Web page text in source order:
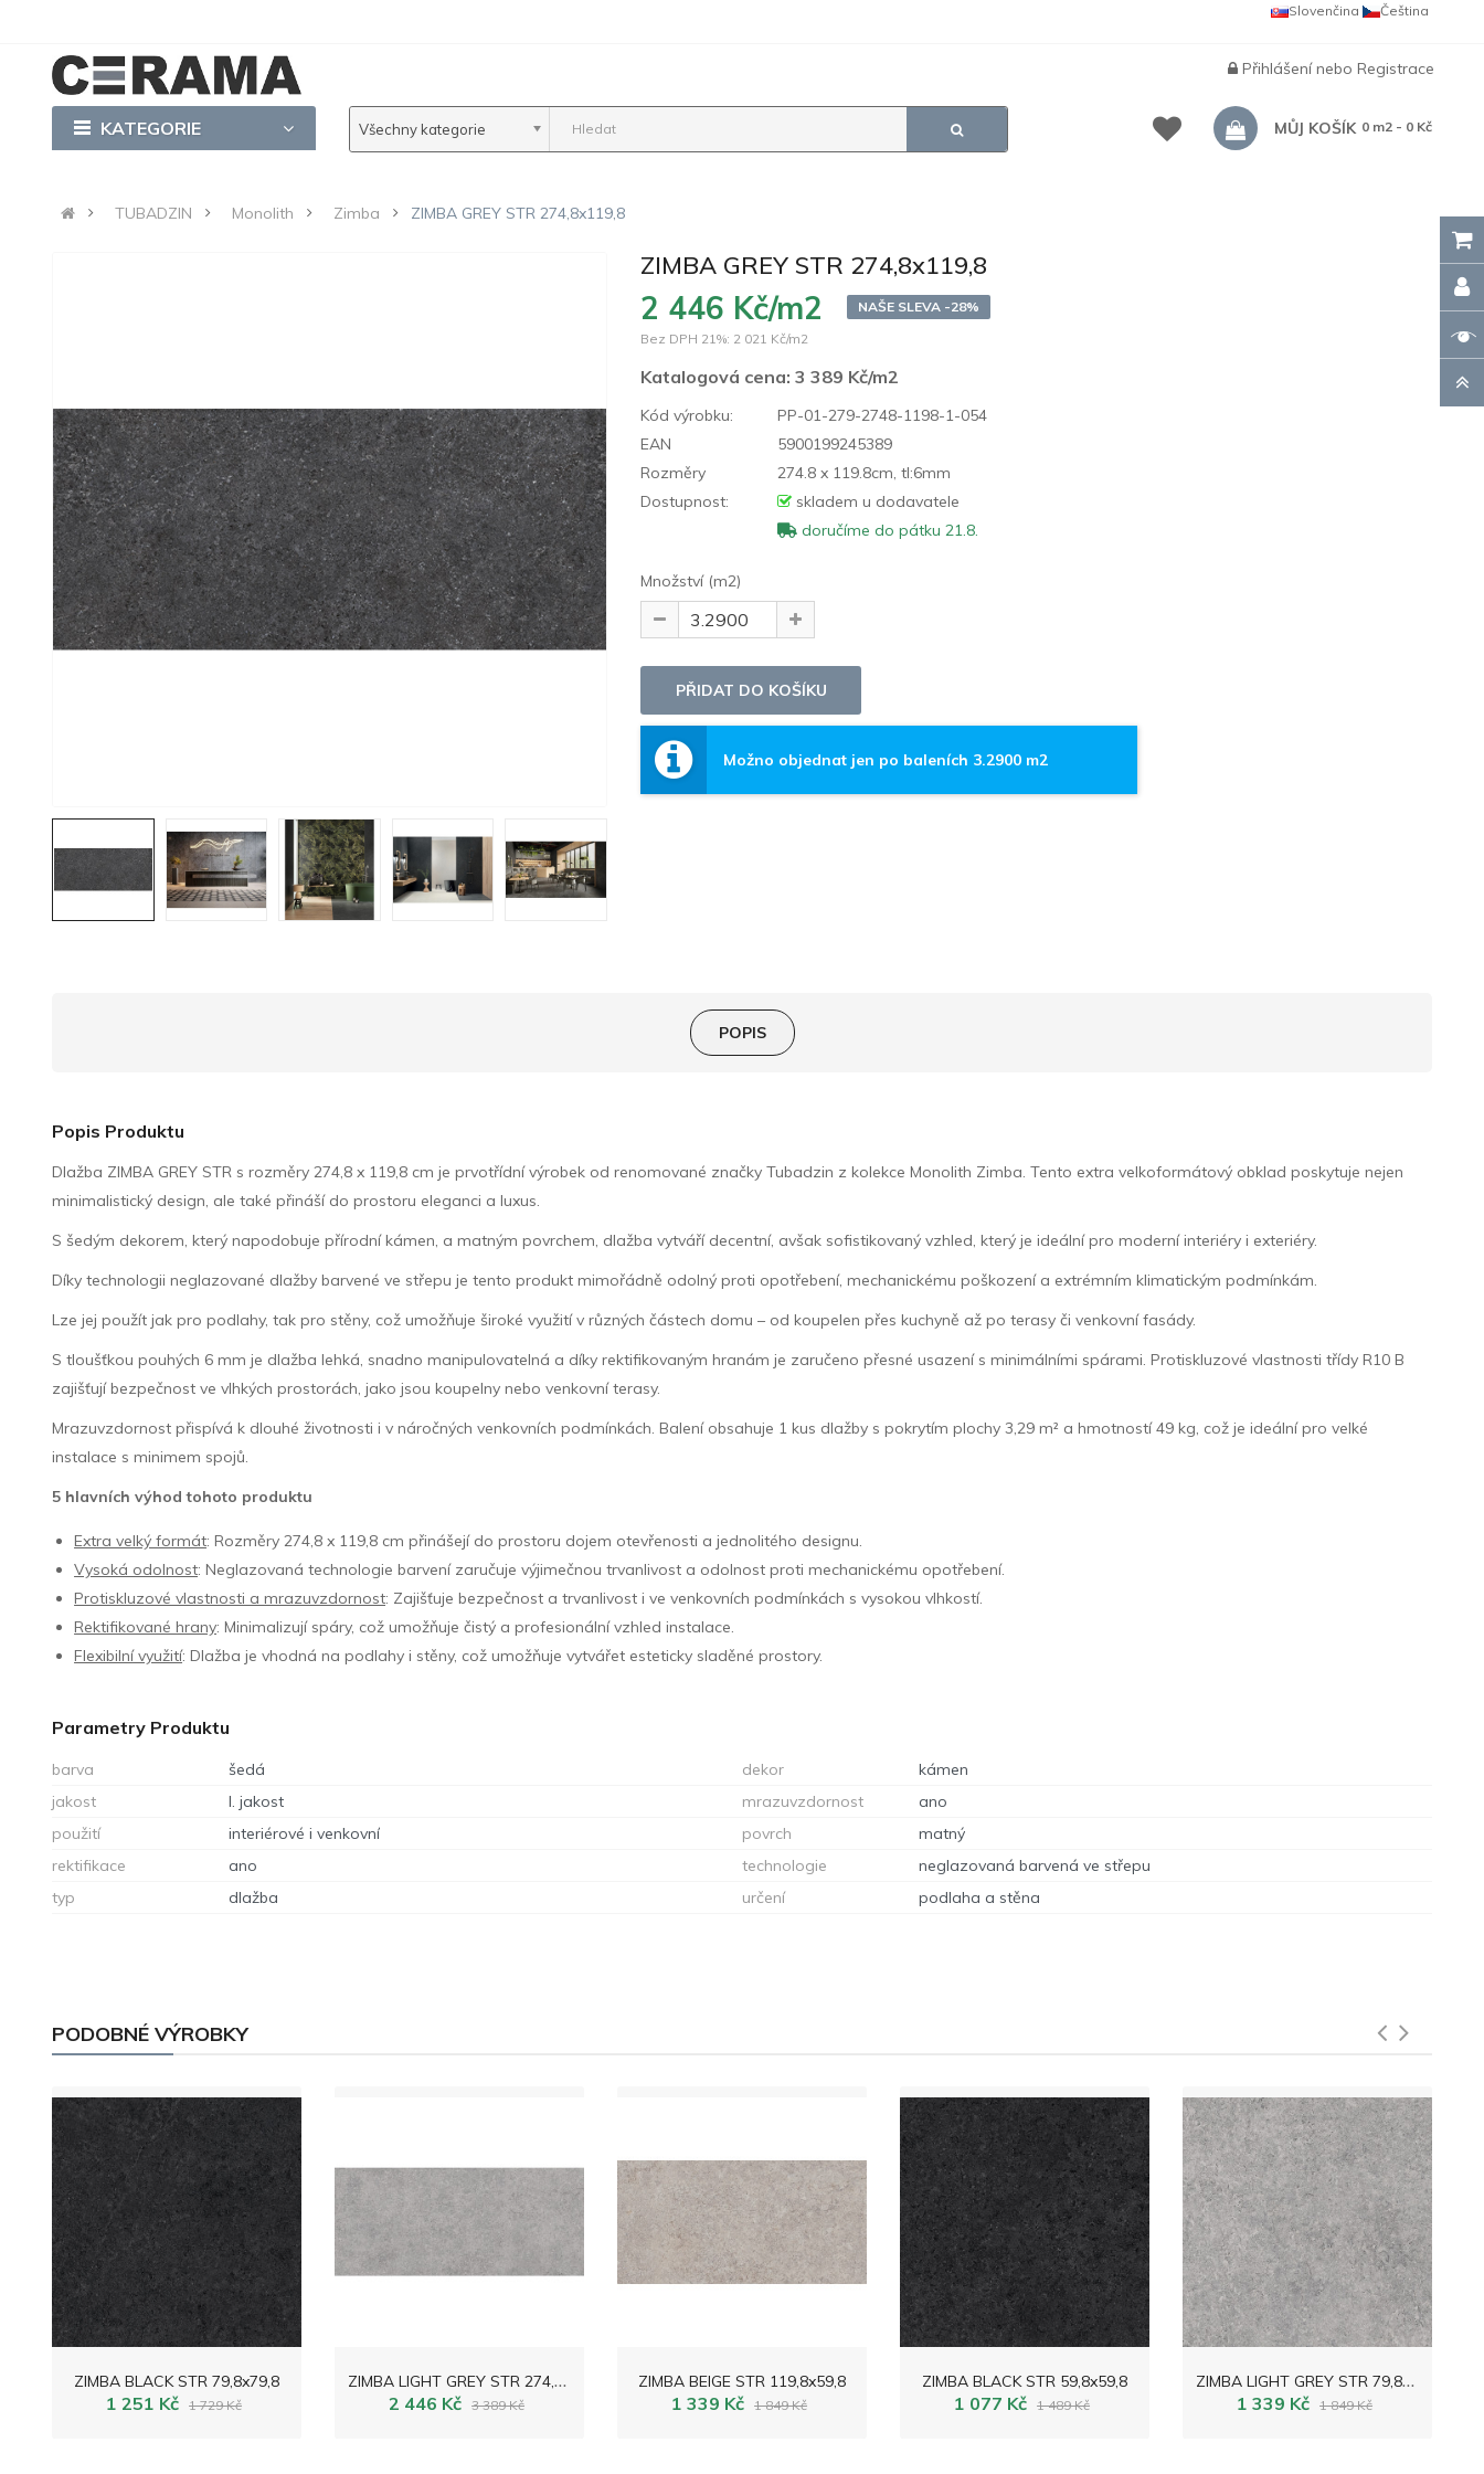
Čeština
Slovenčina
Přihlášenínebo Registrace
KATEGORIE Všechny kategorie MŮJ KOŠÍK 0 m2 - 0 Kč
TUBADZIN Monolith Zimba ZIMBA GREY STR 274,8x119,8
ZIMBA GREY STR 274,8x119,8
2 446 Kč/m2
NAŠE SLEVA -28%
Bez DPH 21%: 2 021 Kč/m2
Katalogová cena:3 389 Kč/m2
Kód výrobku:
PP-01-279-2748-1198-1-054
EAN
5900199245389
Rozměry
274.8 x 119.8cm, tl:6mm
Dostupnost:
skladem u dodavatele
doručíme do pátku 21.8.
Množství (m2)
Možno objednat jen po baleních 3.2900 m2
POPIS
Popis Produktu
Dlažba ZIMBA GREY STR s rozměry 274,8 x 119,8 cm je prvotřídní výrobek od renomované značky Tubadzin z kolekce Monolith Zimba. Tento extra velkoformátový obklad poskytuje nejen
minimalistický design, ale také přináší do prostoru eleganci a luxus.
S šedým dekorem, který napodobuje přírodní kámen, a matným povrchem, dlažba vytváří decentní, avšak sofistikovaný vzhled, který je ideální pro moderní interiéry i exteriéry.
Díky technologii neglazované dlažby barvené ve střepu je tento produkt mimořádně odolný proti opotřebení, mechanickému poškození a extrémním klimatickým podmínkám.
Lze jej použít jak pro podlahy, tak pro stěny, což umožňuje široké využití v různých částech domu – od koupelen přes kuchyně až po terasy či venkovní fasády.
S tloušťkou pouhých 6 mm je dlažba lehká, snadno manipulovatelná a díky rektifikovaným hranám je zaručeno přesné usazení s minimálními spárami. Protiskluzové vlastnosti třídy R10 B
zajišťují bezpečnost ve vlhkých prostorách, jako jsou koupelny nebo venkovní terasy.
Mrazuvzdornost přispívá k dlouhé životnosti i v náročných venkovních podmínkách. Balení obsahuje 1 kus dlažby s pokrytím plochy 3,29 m² a hmotností 49 kg, což je ideální pro velké
instalace s minimem spojů.
5 hlavních výhod tohoto produktu
Extra velký formát: Rozměry 274,8 x 119,8 cm přinášejí do prostoru dojem otevřenosti a jednolitého designu.
Vysoká odolnost: Neglazovaná technologie barvení zaručuje výjimečnou trvanlivost a odolnost proti mechanickému opotřebení.
Protiskluzové vlastnosti a mrazuvzdornost: Zajišťuje bezpečnost a trvanlivost i ve venkovních podmínkách s vysokou vlhkostí.
Rektifikované hrany: Minimalizují spáry, což umožňuje čistý a profesionální vzhled instalace.
Flexibilní využití: Dlažba je vhodná na podlahy i stěny, což umožňuje vytvářet esteticky sladěné prostory.
Parametry Produktu
barva šedá dekor
kámen
jakost
I. jakost mrazuvzdornost
ano
použití
interiérové i venkovní povrch
matný
rektifikace
ano technologie
neglazovaná barvená ve střepu
typ
dlažba určení podlaha a stěna
PODOBNÉ VÝROBKY
ZIMBA BLACK STR 79,8x79,8
1 251 Kč 1 729 Kč
Z
IMBA LIGHT GREY STR 274,8x119,8
2 446 Kč 3 389 Kč
ZIMBA BEIGE STR 119,8x59,8
1 339 Kč 1 849 Kč
ZIMBA BLACK STR 59,8x59,8
1 077 Kč 1 489 Kč
Z
IMBA LIGHT GREY STR 79,8x79,8
1 339 Kč 1 849 Kč